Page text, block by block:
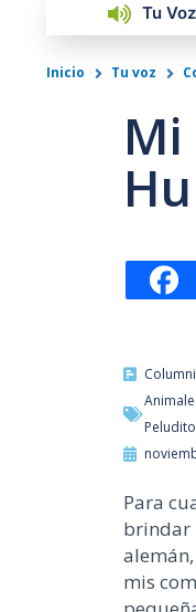
Tu Voz
Inicio Tu voz
Para
brindar
mis